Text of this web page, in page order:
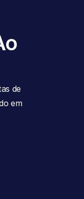
e entusiastas de
em